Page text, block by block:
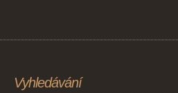
Vyhledávání